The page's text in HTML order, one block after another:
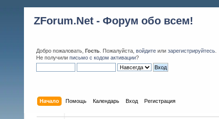
ZForum.Net - Форум обо всем!
Добро пожаловать, Гость . Пожалуйста, войдите или зарегистрируйтесь
Не получили письмо с кодом активации?
Начало Помощь Календарь Вход Регистрация